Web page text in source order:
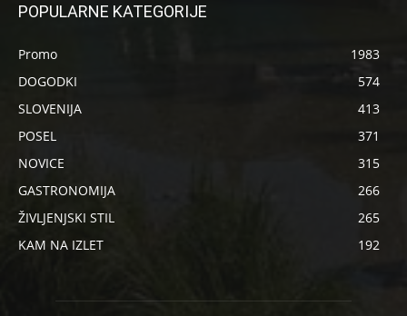
POPULARNE KATEGORIJE
Promo
1983
DOGODKI
574
SLOVENIJA
413
POSEL
371
NOVICE
315
GASTRONOMIJA
266
ŽIVLJENJSKI STIL
265
KAM NA IZLET
192